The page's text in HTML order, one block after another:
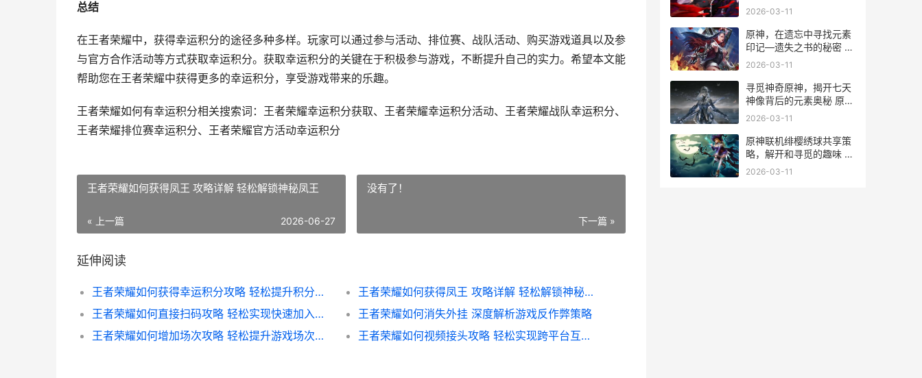
总结
在王者荣耀中，获得幸运积分的途径多种多样。玩家可以通过参与活动、排位赛、战队活动、购买游戏道具以及参
与官方合作活动等方式获取幸运积分。获取幸运积分的关键在于积极参与游戏，不断提升自己的实力。希望本文能
帮助您在王者荣耀中获得更多的幸运积分，享受游戏带来的乐趣。
王者荣耀如何有幸运积分相关搜索词：王者荣耀幸运积分获取、王者荣耀幸运积分活动、王者荣耀战队幸运积分、
王者荣耀排位赛幸运积分、王者荣耀官方活动幸运积分
王者荣耀如何获得凤王 攻略详解 轻松解锁神秘凤王
« 上一篇 2026-06-27
没有了！
下一篇 »
延伸阅读
王者荣耀如何获得幸运积分攻略 轻松提升积分技巧大揭秘
王者荣耀如何获得凤王 攻略详解 轻松解锁神秘凤王
王者荣耀如何直接扫码攻略 轻松实现快速加入游戏的新方法
王者荣耀如何消失外挂 深度解析游戏反作弊策略
王者荣耀如何增加场次攻略 轻松提升游戏场次技巧解析
王者荣耀如何视频接头攻略 轻松实现跨平台互动 解锁全新游戏体验
原神魈突破材料清单
2026-03-11
原神，在遗忘中寻找元素
印记—遗失之书的秘密 在
遗忘之地追寻破碎记忆 夜
2026-03-11
寻觅神奇原神，揭开七天
神像背后的元素奥秘 原神
寻找神秘的人影
2026-03-11
原神联机绯樱绣球共享策
略，解开和寻觅的趣味 原
神绯樱绣球在哪里获得
2026-03-11